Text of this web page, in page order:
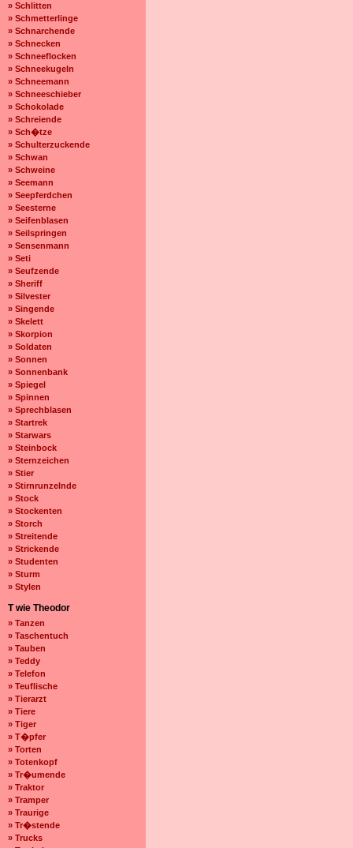
» Schlitten
» Schmetterlinge
» Schnarchende
» Schnecken
» Schneeflocken
» Schneekugeln
» Schneemann
» Schneeschieber
» Schokolade
» Schreiende
» Sch�tze
» Schulterzuckende
» Schwan
» Schweine
» Seemann
» Seepferdchen
» Seesterne
» Seifenblasen
» Seilspringen
» Sensenmann
» Seti
» Seufzende
» Sheriff
» Silvester
» Singende
» Skelett
» Skorpion
» Soldaten
» Sonnen
» Sonnenbank
» Spiegel
» Spinnen
» Sprechblasen
» Startrek
» Starwars
» Steinbock
» Sternzeichen
» Stier
» Stirnrunzelnde
» Stock
» Stockenten
» Storch
» Streitende
» Strickende
» Studenten
» Sturm
» Stylen
T wie Theodor
» Tanzen
» Taschentuch
» Tauben
» Teddy
» Telefon
» Teuflische
» Tierarzt
» Tiere
» Tiger
» T�pfer
» Torten
» Totenkopf
» Tr�umende
» Traktor
» Tramper
» Traurige
» Tr�stende
» Trucks